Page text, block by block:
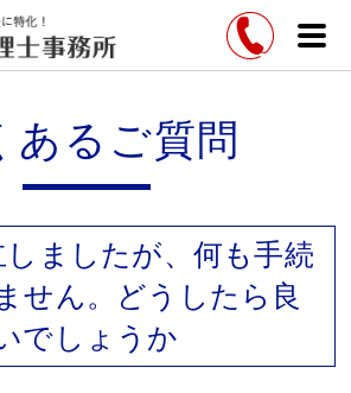
あるご質問
ましたが、何も手続
せん。どうしたら良
でしょうか